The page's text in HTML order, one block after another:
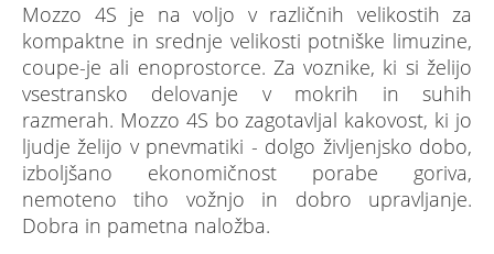
Mozzo 4S je na voljo v različnih velikostih za
kompaktne in srednje velikosti potniške limuzine,
coupe-je ali enoprostorce. Za voznike, ki si želijo
vsestransko delovanje v mokrih in suhih
razmerah. Mozzo 4S bo zagotavljal kakovost, ki jo
ljudje želijo v pnevmatiki - dolgo življenjsko dobo,
izboljšano ekonomičnost porabe goriva,
nemoteno tiho vožnjo in dobro upravljanje.
Dobra in pametna naložba.